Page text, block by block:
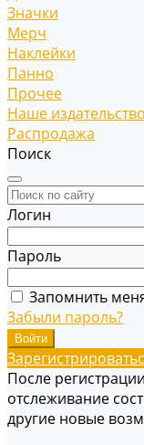
Значки
Мерч
Наклейки
Панно
Прочее
Наше издательство
Распродажа
Поиск
Логин
Пароль
Запомнить
Забыли пароль?
После
отслеживание
другие новые